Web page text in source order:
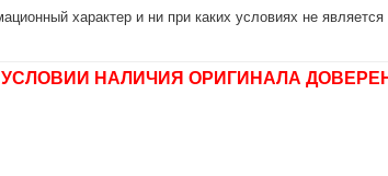
характер и ни при каких условиях не
НАЛИЧИЯ ОРИГИНАЛА